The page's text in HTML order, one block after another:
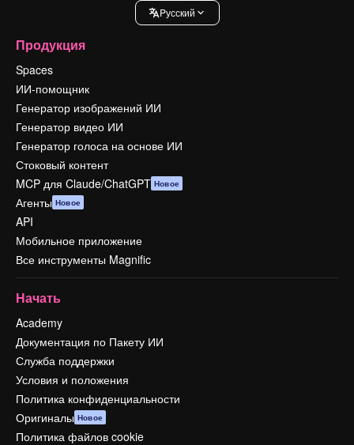
Pусский
Продукция
Spaces
ИИ-помощник
Генератор изображений ИИ
Генератор видео ИИ
Генератор голоса на основе ИИ
Стоковый контент
MCP для Claude/ChatGPT Новое
Агенты Новое
API
Мобильное приложение
Все инструменты Magnific
Начать
Academy
Документация по Пакету ИИ
Служба поддержки
Условия и положения
Политика конфиденциальности
Оригиналы Новое
Политика файлов cookie